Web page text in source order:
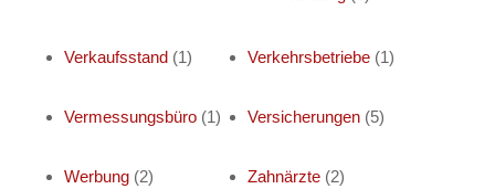
Verkaufsstand(1) Verkehrsbetriebe(1)
Vermessungsbüro(1) Versicherungen(5)
Werbung(2) Zahnärzte(2)